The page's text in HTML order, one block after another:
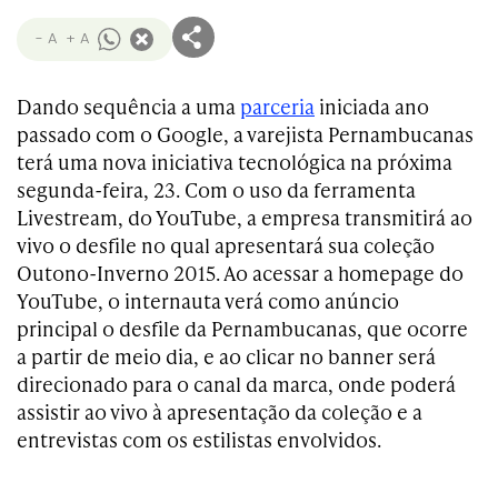
- A + A
Dando sequência a uma parceria iniciada ano
passado com o Google, a varejista Pernambucanas
terá uma nova iniciativa tecnológica na próxima
segunda-feira, 23. Com o uso da ferramenta
Livestream, do YouTube, a empresa transmitirá ao
vivo o desfile no qual apresentará sua coleção
Outono-Inverno 2015. Ao acessar a homepage do
YouTube, o internauta verá como anúncio
principal o desfile da Pernambucanas, que ocorre
a partir de meio dia, e ao clicar no banner será
direcionado para o canal da marca, onde poderá
assistir ao vivo à apresentação da coleção e a
entrevistas com os estilistas envolvidos.